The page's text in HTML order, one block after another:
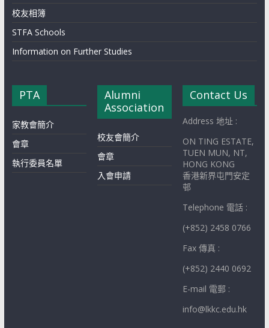
校友相簿
STFA Schools
Information on Further Studies
PTA
家教會簡介
會章
執行委員名單
Alumni
Association
校友會簡介
會章
入會申請
Contact Us
Address 地址 :
ON TING ESTATE,
TUEN MUN, NT,
HONG KONG
香港新界屯門安定
邨
Telephone 電話 :
(+852) 2458 0766
Fax 傳真 :
(+852) 2440 0692
E-mail 電郵 :
info@lkkc.edu.hk